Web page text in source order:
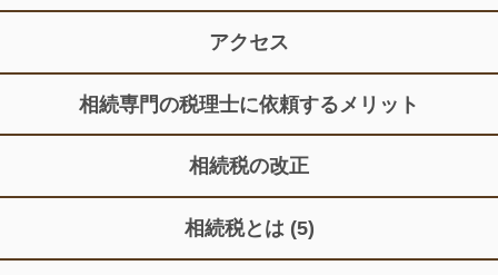
アクセス
相続専門の税理士に依頼するメリット
相続税の改正
相続税とは (5)